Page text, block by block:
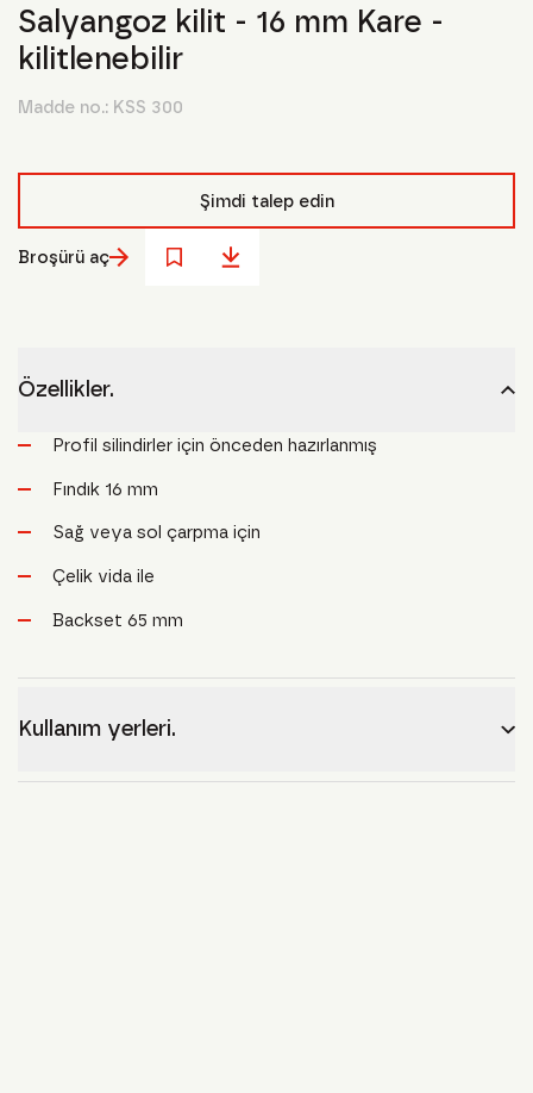
Salyangoz kilit - 16 mm Kare -
kilitlenebilir
Madde no.: KSS 300
Şimdi talep edin
Broşürü aç
Özellikler.
Profil silindirler için önceden hazırlanmış
Fındık 16 mm
Sağ veya sol çarpma için
Çelik vida ile
Backset 65 mm
Kullanım yerleri.